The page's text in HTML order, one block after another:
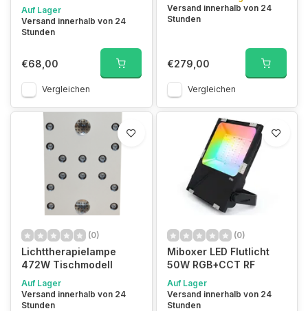
Auf Lager
Versand innerhalb von 24
Stunden
€68,00
Vergleichen
Versand innerhalb von 24
Stunden
€279,00
Vergleichen
(0)
Lichttherapielampe
472W Tischmodell
Auf Lager
Versand innerhalb von 24
Stunden
(0)
Miboxer LED Flutlicht
50W RGB+CCT RF
Auf Lager
Versand innerhalb von 24
Stunden